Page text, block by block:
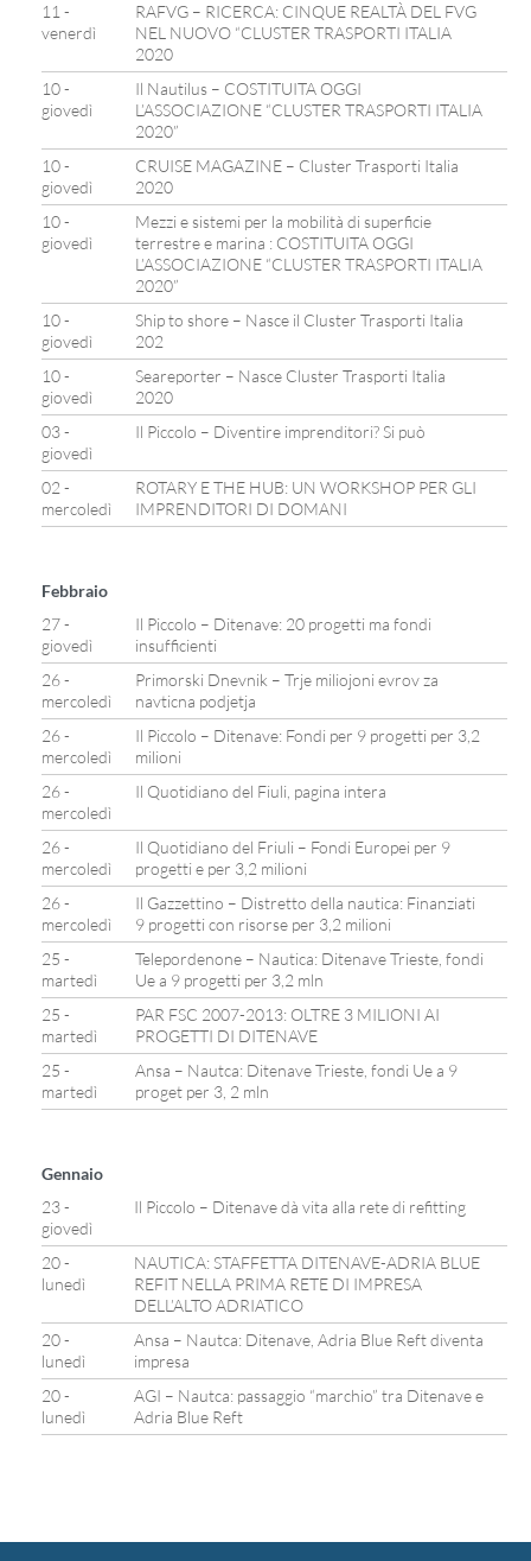
11 -
venerdì
RAFVG – RICERCA: CINQUE REALTÀ DEL FVG
NEL NUOVO “CLUSTER TRASPORTI ITALIA
2020
10 -
giovedì
Il Nautilus – COSTITUITA OGGI
L’ASSOCIAZIONE “CLUSTER TRASPORTI ITALIA
2020”
10 -
giovedì
CRUISE MAGAZINE – Cluster Trasporti Italia
2020
10 -
giovedì
Mezzi e sistemi per la mobilità di superficie
terrestre e marina : COSTITUITA OGGI
L’ASSOCIAZIONE “CLUSTER TRASPORTI ITALIA
2020”
10 -
giovedì
Ship to shore – Nasce il Cluster Trasporti Italia
202
10 -
giovedì
Seareporter – Nasce Cluster Trasporti Italia
2020
03 -
giovedì
Il Piccolo – Diventire imprenditori? Si può
02 -
mercoledì
ROTARY E THE HUB: UN WORKSHOP PER GLI
IMPRENDITORI DI DOMANI
Febbraio
27 -
giovedì
Il Piccolo – Ditenave: 20 progetti ma fondi
insufficienti
26 -
mercoledì
Primorski Dnevnik – Trje miliojoni evrov za
navticna podjetja
26 -
mercoledì
Il Piccolo – Ditenave: Fondi per 9 progetti per 3,2
milioni
26 -
mercoledì
Il Quotidiano del Fiuli, pagina intera
26 -
mercoledì
Il Quotidiano del Friuli – Fondi Europei per 9
progetti e per 3,2 milioni
26 -
mercoledì
Il Gazzettino – Distretto della nautica: Finanziati
9 progetti con risorse per 3,2 milioni
25 -
martedì
Telepordenone – Nautica: Ditenave Trieste, fondi
Ue a 9 progetti per 3,2 mln
25 -
martedì
PAR FSC 2007-2013: OLTRE 3 MILIONI AI
PROGETTI DI DITENAVE
25 -
martedì
Ansa – Nautca: Ditenave Trieste, fondi Ue a 9
proget per 3, 2 mln
Gennaio
23 -
giovedì
Il Piccolo – Ditenave dà vita alla rete di refitting
20 -
lunedì
NAUTICA: STAFFETTA DITENAVE-ADRIA BLUE
REFIT NELLA PRIMA RETE DI IMPRESA
DELL’ALTO ADRIATICO
20 -
lunedì
Ansa – Nautca: Ditenave, Adria Blue Reft diventa
impresa
20 -
lunedì
AGI – Nautca: passaggio “marchio” tra Ditenave e
Adria Blue Reft